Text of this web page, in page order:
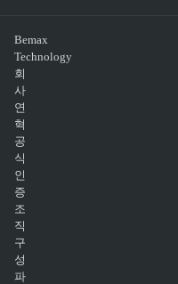
Bemax
Technology
회
사
연
혁
공
식
인
증
조
직
구
성
파